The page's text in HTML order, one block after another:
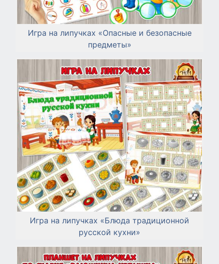
Игра на липучках «Опасные и безопасные
предметы»
Игра на липучках «Блюда традиционной
русской кухни»